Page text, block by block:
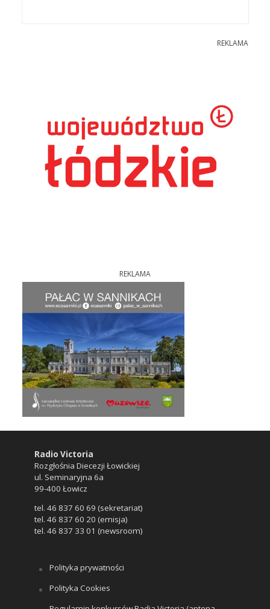
REKLAMA
REKLAMA
Radio Victoria
Rozgłośnia Diecezji Łowickiej
ul. Seminaryjna 6a
99-400 Łowicz
tel. 46 837 60 69 (sekretariat)
tel. 46 837 60 20 (emisja)
tel. 46 837 33 01 (newsroom)
Polityka prywatności
Polityka Cookies